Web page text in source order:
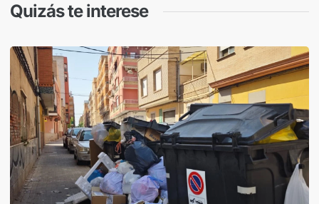
Quizás te interese